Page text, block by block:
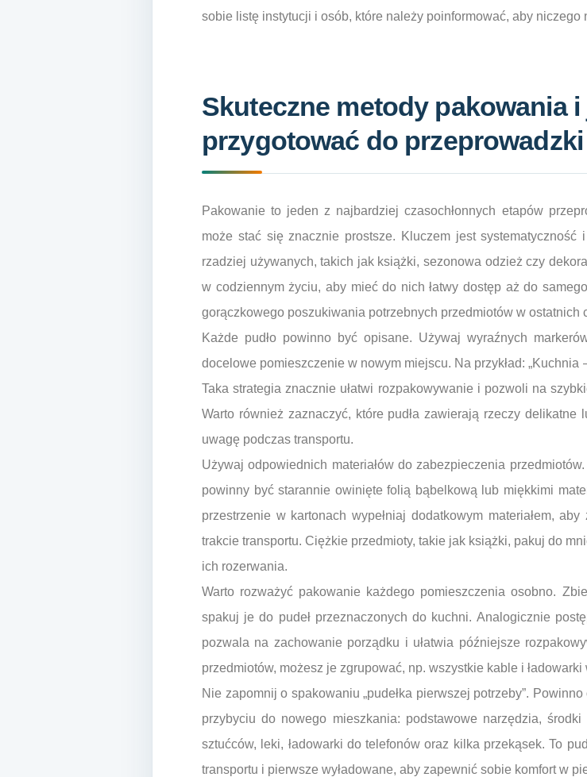
sobie listę instytucji i osób, które należy poinformować, aby niczego
Skuteczne metody pakowania i
przygotować do przeprowadzki
Pakowanie to jeden z najbardziej czasochłonnych etapów
może stać się znacznie prostsze. Kluczem jest systematyczność
rzadziej używanych, takich jak książki, sezonowa odzież czy
w codziennym życiu, aby mieć do nich łatwy dostęp aż do
gorączkowego poszukiwania potrzebnych przedmiotów w ostatnich
Każde pudło powinno być opisane. Używaj wyraźnych
docelowe pomieszczenie w nowym miejscu. Na przykład: „Kuchnia
Taka strategia znacznie ułatwi rozpakowywanie i pozwoli na
Warto również zaznaczyć, które pudła zawierają rzeczy
uwagę podczas transportu.
Używaj odpowiednich materiałów do zabezpieczenia
powinny być starannie owinięte folią bąbelkową lub miękkimi
przestrzenie w kartonach wypełniaj dodatkowym materiałem,
trakcie transportu. Ciężkie przedmioty, takie jak książki, pakuj do
ich rozerwania.
Warto rozważyć pakowanie każdego pomieszczenia osobno.
spakuj je do pudeł przeznaczonych do kuchni. Analogicznie
pozwala na zachowanie porządku i ułatwia późniejsze
przedmiotów, możesz je zgrupować, np. wszystkie kable i
Nie zapomnij o spakowaniu „pudełka pierwszej potrzeby”.
przybyciu do nowego mieszkania: podstawowe narzędzia,
sztućców, leki, ładowarki do telefonów oraz kilka przekąsek. To
transportu i pierwsze wyładowane, aby zapewnić sobie komfort w